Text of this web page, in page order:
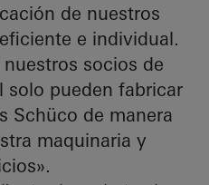
de nuestros
e individual.
socios de
solo pueden fabricar
Schüco de manera
maquinaria y